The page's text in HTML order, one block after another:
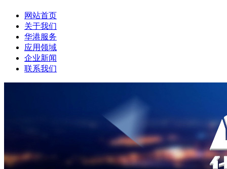
网站首页
关于我们
华港服务
应用领域
企业新闻
联系我们